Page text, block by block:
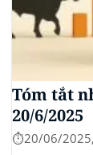
Tóm tắt
20/6/2025
⏱️20/06/